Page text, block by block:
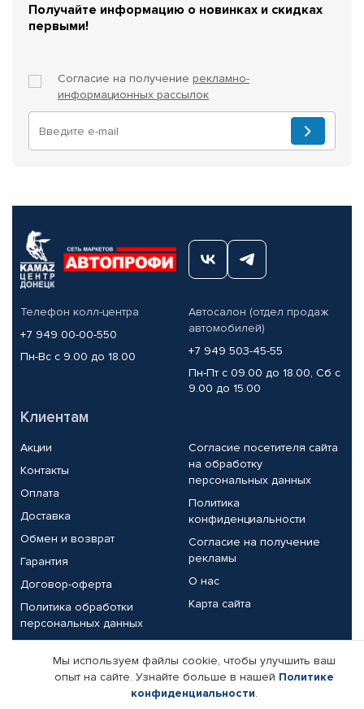
Получайте информацию о новинках и скидках
первыми!
Согласие на получение рекламно-
информационных рассылок
Телефон колл-центра
+7 949 00-00-550
Пн-Вс с 9.00 до 18.00
Автосалон (отдел продаж
автомобилей)
+7 949 503-45-55
Пн-Пт с 09.00 до 18.00, Сб с
9.00 до 15.00
Клиентам
Акции
Контакты
Оплата
Доставка
Обмен и возврат
Гарантия
Договор-оферта
Политика обработки
персональных данных
Согласие посетителя сайта
на обработку
персональных данных
Политика
конфиденциальности
Согласие на получение
рекламы
О нас
Карта сайта
Партнерам
Корпоративным клиентам
Реквизиты компании
Мы используем файлы cookie, чтобы улучшить ваш
опыт на сайте. Узнайте больше в нашей Политике
конфиденциальности.